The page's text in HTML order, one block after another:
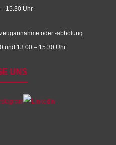
15.30 Uhr
oder -abholung
und 13.00 – 15.30 Uhr
UNS